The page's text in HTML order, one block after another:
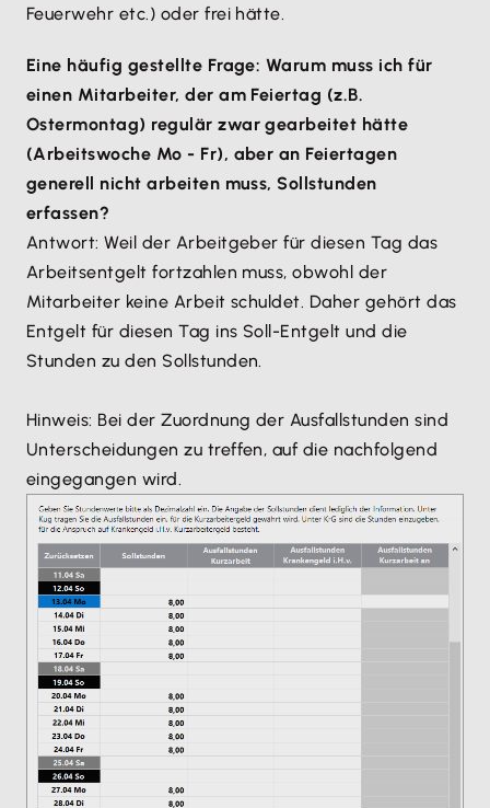
Feuerwehr etc.) oder frei hätte.
Eine häufig gestellte Frage: Warum muss ich für
einen Mitarbeiter, der am Feiertag (z.B.
Ostermontag) regulär zwar gearbeitet hätte
(Arbeitswoche Mo - Fr), aber an Feiertagen
generell nicht arbeiten muss, Sollstunden
erfassen?
Antwort: Weil der Arbeitgeber für diesen Tag das
Arbeitsentgelt fortzahlen muss, obwohl der
Mitarbeiter keine Arbeit schuldet. Daher gehört das
Entgelt für diesen Tag ins Soll-Entgelt und die
Stunden zu den Sollstunden.
Hinweis: Bei der Zuordnung der Ausfallstunden sind
Unterscheidungen zu treffen, auf die nachfolgend
eingegangen wird.